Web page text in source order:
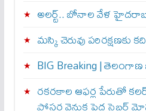
అలర్ట్‌.. బోనాల వేళ
మస్కి చెరువు పరిరక్షణకు
BIG Breaking |
రకరకాల ఆఫర్ల పేరుతో
పోస్టర్ల వెనుక పెద్ద సైబర్